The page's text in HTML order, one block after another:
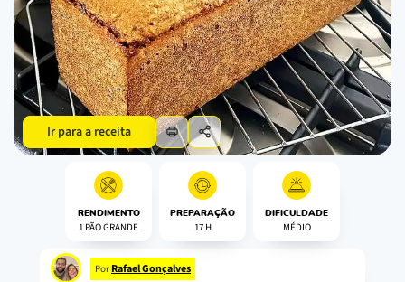
Ir para a receita
RENDIMENTO
1 PÃO GRANDE
PREPARAÇÃO
17 H
DIFICULDADE
MÉDIO
Por Rafael Gonçalves